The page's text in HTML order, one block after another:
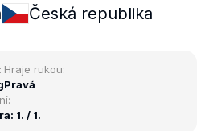
Česká republika
Hraje rukou:
Pravá
1. / 1.